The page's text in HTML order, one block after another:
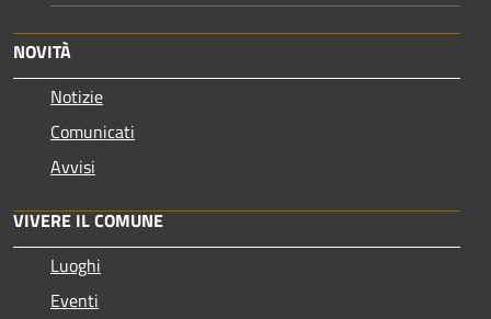
NOVITÀ
Notizie
Comunicati
Avvisi
VIVERE IL COMUNE
Luoghi
Eventi